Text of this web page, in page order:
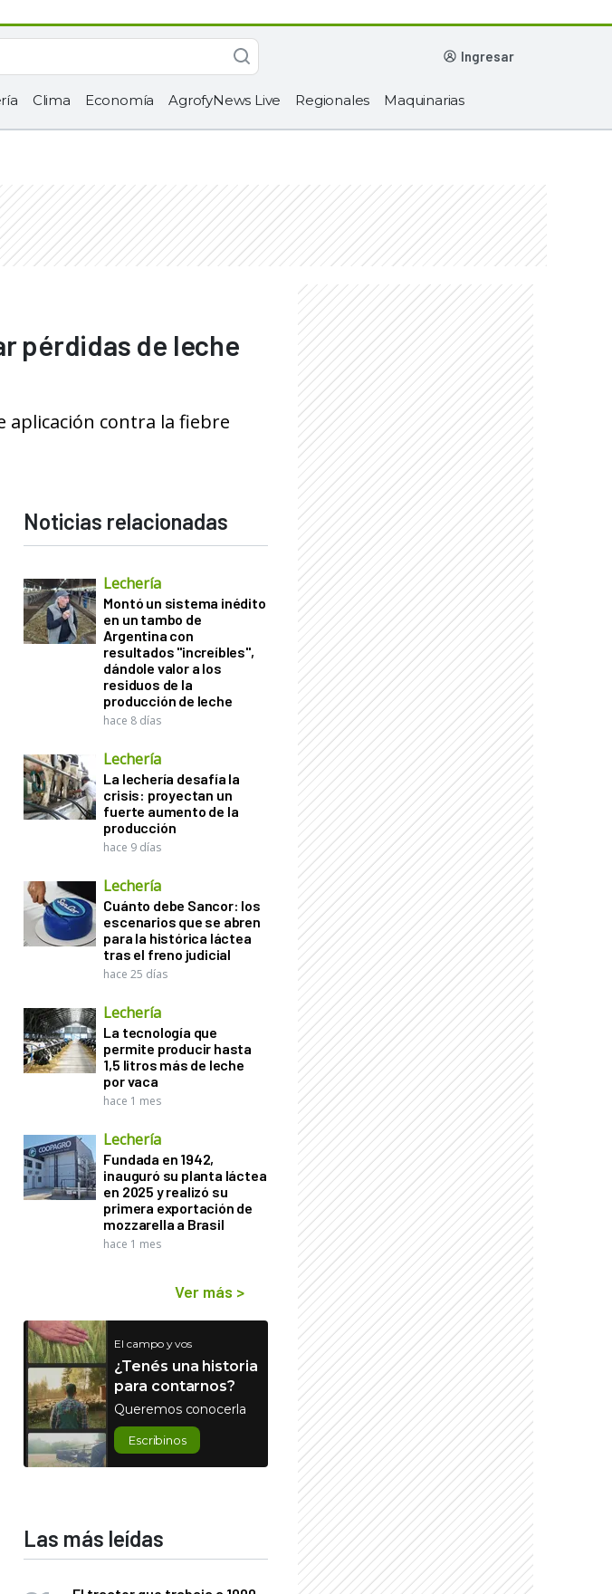
ingresar
Clima Economía AgrofyNews Live Regionales Maquinarias
pérdidas de leche
aplicación contra la fiebre
Noticias relacionadas
Lechería
Montó un sistema inédito
en un tambo de
Argentina con
resultados "increíbles",
dándole valor a los
residuos de la
producción de leche
hace 8 días
Lechería
La lechería desafía la
crisis: proyectan un
fuerte aumento de la
producción
hace 9 días
Lechería
Cuánto debe Sancor: los
escenarios que se abren
para la histórica láctea
tras el freno judicial
hace 25 días
Lechería
La tecnología que
permite producir hasta
1,5 litros más de leche
por vaca
hace 1 mes
Lechería
Fundada en 1942,
inauguró su planta láctea
en 2025 y realizó su
primera exportación de
mozzarella a Brasil
hace 1 mes
Ver más >
El campo y vos
¿Tenés una historia
para contarnos?
Queremos conocerla
Escribinos
Las más leídas